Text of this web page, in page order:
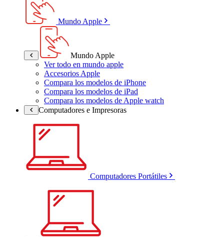
Mundo Apple
Mundo Apple
Ver todo en mundo apple
Accesorios Apple
Compara los modelos de iPhone
Compara los modelos de iPad
Compara los modelos de Apple watch
Computadores e Impresoras
Computadores Portátiles